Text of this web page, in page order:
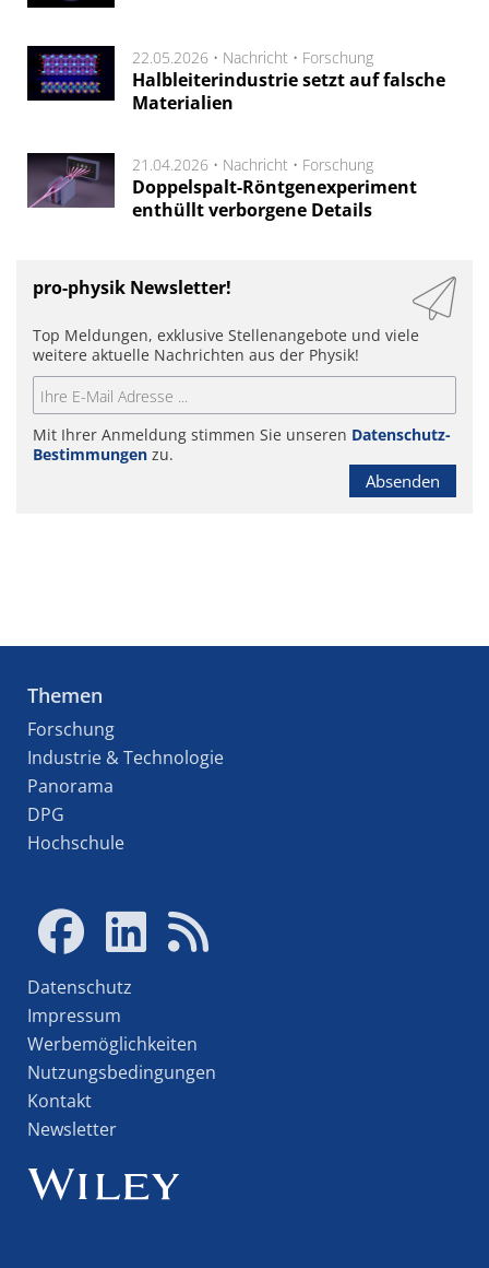
22.05.2026 • Nachricht • Forschung
Halbleiterindustrie setzt auf falsche
Materialien
21.04.2026 • Nachricht • Forschung
Doppelspalt-Röntgenexperiment
enthüllt verborgene Details
pro-physik Newsletter!
Top Meldungen, exklusive Stellenangebote und viele
weitere aktuelle Nachrichten aus der Physik!
Mit Ihrer Anmeldung stimmen Sie unseren Datenschutz-
Bestimmungen zu.
Absenden
Themen
Forschung
Industrie & Technologie
Panorama
DPG
Hochschule
Datenschutz
Impressum
Werbemöglichkeiten
Nutzungsbedingungen
Kontakt
Newsletter